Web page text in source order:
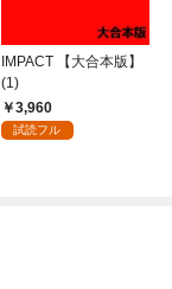
IMPACT 【大合本版】
(1)
3,960
試読フル